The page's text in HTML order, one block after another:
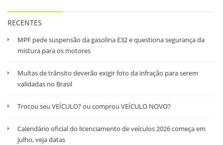
RECENTES
MPF pede suspensão da gasolina E32 e questiona segurança da
mistura para os motores
Multas de trânsito deverão exigir foto da infração para serem
validadas no Brasil
Trocou seu VEÍCULO? ou comprou VEÍCULO NOVO?
Calendário oficial do licenciamento de veículos 2026 começa em
julho, veja datas